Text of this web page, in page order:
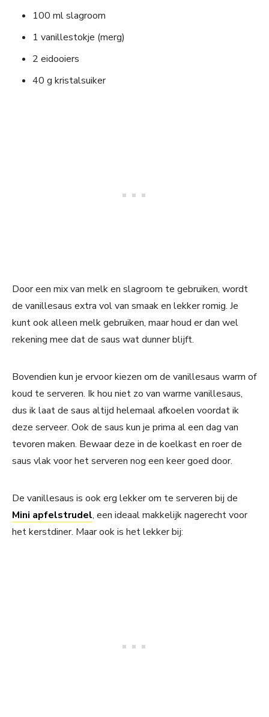
100 ml slagroom
1 vanillestokje (merg)
2 eidooiers
40 g kristalsuiker
Door een mix van melk en slagroom te gebruiken, wordt
de vanillesaus extra vol van smaak en lekker romig. Je
kunt ook alleen melk gebruiken, maar houd er dan wel
rekening mee dat de saus wat dunner blijft.
Bovendien kun je ervoor kiezen om de vanillesaus warm of
koud te serveren. Ik hou niet zo van warme vanillesaus,
dus ik laat de saus altijd helemaal afkoelen voordat ik
deze serveer. Ook de saus kun je prima al een dag van
tevoren maken. Bewaar deze in de koelkast en roer de
saus vlak voor het serveren nog een keer goed door.
De vanillesaus is ook erg lekker om te serveren bij de
Mini apfelstrudel, een ideaal makkelijk nagerecht voor
het kerstdiner. Maar ook is het lekker bij: